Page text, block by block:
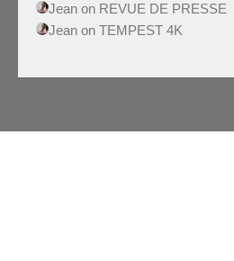
Jean on REVUE DE PRESSE
Jean on TEMPEST 4K